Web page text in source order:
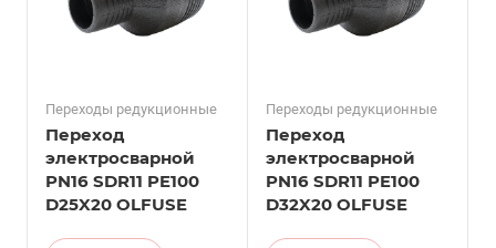
Переходы редукционные
Переход
электросварной
PN16 SDR11 PE100
D25X20 OLFUSE
Переходы редукционные
Переход
электросварной
PN16 SDR11 PE100
D32X20 OLFUSE